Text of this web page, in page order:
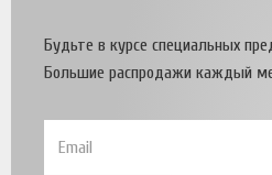
Будьте в курсе специальных
Большие распродажи каждый